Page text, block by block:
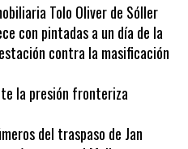
Tolo Oliver de Sóller
con pintadas a un día de la
contra la masificación
la presión fronteriza
del traspaso de Jan